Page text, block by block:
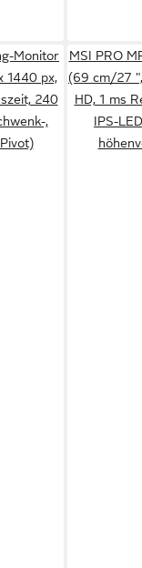
Monitor
1440 px,
240
,
MSI PRO
(69 cm/27
HD, 1 ms
IPS-